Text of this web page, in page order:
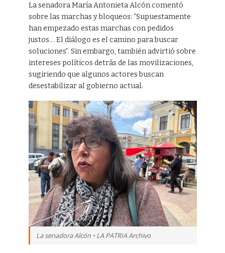
La senadora María Antonieta Alcón comentó
sobre las marchas y bloqueos: “Supuestamente
han empezado estas marchas con pedidos
justos… El diálogo es el camino para buscar
soluciones”. Sin embargo, también advirtió sobre
intereses políticos detrás de las movilizaciones,
sugiriendo que algunos actores buscan
desestabilizar al gobierno actual.
La senadora Alcón • LA PATRIA Archivo